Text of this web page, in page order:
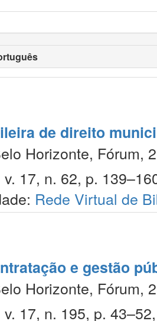
de direito
Horizonte, Fórum,
17, n. 62, p.
Rede Virtual de
e gestão
Horizonte, Fórum,
17, n. 195, p.